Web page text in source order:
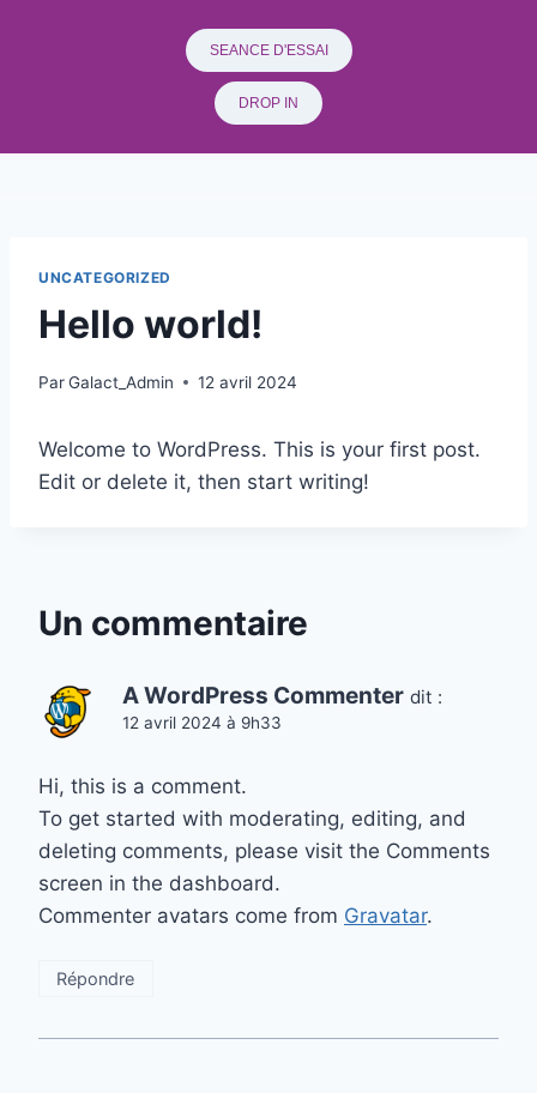
SEANCE D'ESSAI
DROP IN
UNCATEGORIZED
Hello world!
ParGalact_Admin 12 avril 2024
Welcome to WordPress. This is your first post.
Edit or delete it, then start writing!
Un commentaire
A WordPress Commenter dit :
12 avril 2024 à 9h33
Hi, this is a comment.
To get started with moderating, editing, and
deleting comments, please visit the Comments
screen in the dashboard.
Commenter avatars come from Gravatar.
Répondre